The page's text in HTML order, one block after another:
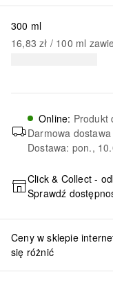
300 ml
16,83 zł / 100 ml
Online: Produkt
Darmowa dostawa
Dostawa: pon.,
Click & Collect -
Sprawdź
Ceny w sklepie
się różnić